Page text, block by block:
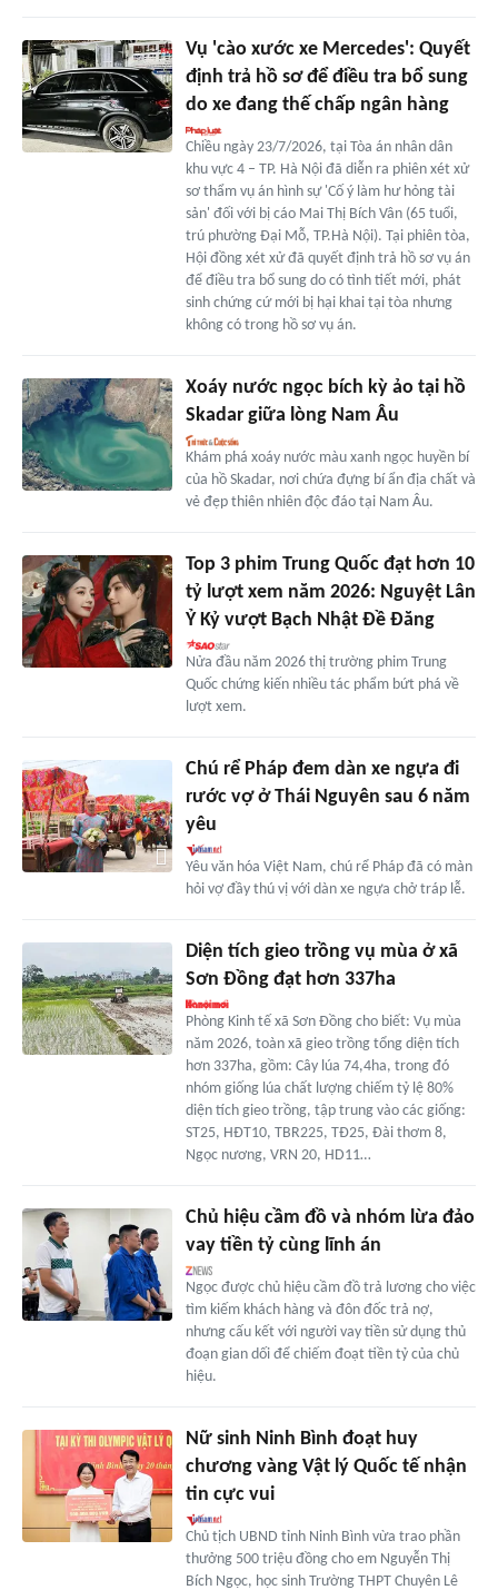
Vụ 'cào xước xe Mercedes': Quyết
định trả hồ sơ để điều tra bổ sung
do xe đang thế chấp ngân hàng
Chiều ngày 23/7/2026, tại Tòa án nhân dân
khu vực 4 – TP. Hà Nội đã diễn ra phiên xét xử
sơ thẩm vụ án hình sự 'Cố ý làm hư hỏng tài
sản' đối với bị cáo Mai Thị Bích Vân (65 tuổi,
trú phường Đại Mỗ, TP.Hà Nội). Tại phiên tòa,
Hội đồng xét xử đã quyết định trả hồ sơ vụ án
để điều tra bổ sung do có tình tiết mới, phát
sinh chứng cứ mới bị hại khai tại tòa nhưng
không có trong hồ sơ vụ án.
Xoáy nước ngọc bích kỳ ảo tại hồ
Skadar giữa lòng Nam Âu
Khám phá xoáy nước màu xanh ngọc huyền bí
của hồ Skadar, nơi chứa đựng bí ẩn địa chất và
vẻ đẹp thiên nhiên độc đáo tại Nam Âu.
Top 3 phim Trung Quốc đạt hơn 10
tỷ lượt xem năm 2026: Nguyệt Lân
Ỷ Kỷ vượt Bạch Nhật Đề Đăng
Nửa đầu năm 2026 thị trường phim Trung
Quốc chứng kiến nhiều tác phẩm bứt phá về
lượt xem.
Chú rể Pháp đem dàn xe ngựa đi
rước vợ ở Thái Nguyên sau 6 năm
yêu
Yêu văn hóa Việt Nam, chú rể Pháp đã có màn
hỏi vợ đầy thú vị với dàn xe ngựa chở tráp lễ.
Diện tích gieo trồng vụ mùa ở xã
Sơn Đồng đạt hơn 337ha
Phòng Kinh tế xã Sơn Đồng cho biết: Vụ mùa
năm 2026, toàn xã gieo trồng tổng diện tích
hơn 337ha, gồm: Cây lúa 74,4ha, trong đó
nhóm giống lúa chất lượng chiếm tỷ lệ 80%
diện tích gieo trồng, tập trung vào các giống:
ST25, HĐT10, TBR225, TĐ25, Đài thơm 8,
Ngọc nương, VRN 20, HD11…
Chủ hiệu cầm đồ và nhóm lừa đảo
vay tiền tỷ cùng lĩnh án
Ngọc được chủ hiệu cầm đồ trả lương cho việc
tìm kiếm khách hàng và đôn đốc trả nợ,
nhưng cấu kết với người vay tiền sử dụng thủ
đoạn gian dối để chiếm đoạt tiền tỷ của chủ
hiệu.
Nữ sinh Ninh Bình đoạt huy
chương vàng Vật lý Quốc tế nhận
tin cực vui
Chủ tịch UBND tỉnh Ninh Bình vừa trao phần
thưởng 500 triệu đồng cho em Nguyễn Thị
Bích Ngọc, học sinh Trường THPT Chuyên Lê